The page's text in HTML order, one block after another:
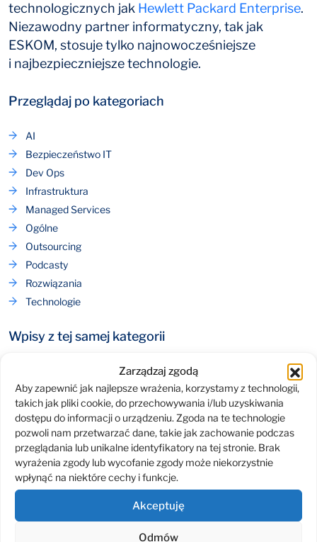
Zarządzaj zgodą
Aby zapewnić jak najlepsze wrażenia, korzystamy z technologii,
takich jak pliki cookie, do przechowywania i/lub uzyskiwania
dostępu do informacji o urządzeniu. Zgoda na te technologie
pozwoli nam przetwarzać dane, takie jak zachowanie podczas
przeglądania lub unikalne identyfikatory na tej stronie. Brak
wyrażenia zgody lub wycofanie zgody może niekorzystnie
wpłynąć na niektóre cechy i funkcje.
Akceptuję
Odmów
technologicznych jak Hewlett Packard Enterprise.
Niezawodny partner informatyczny, tak jak
ESKOM, stosuje tylko najnowocześniejsze
i najbezpieczniejsze technologie.
Przeglądaj po kategoriach
AI
Bezpieczeństwo IT
Dev Ops
Infrastruktura
Managed Services
Ogólne
Outsourcing
Podcasty
Rozwiązania
Technologie
Wpisy z tej samej kategorii
Po co audyt bezpieczeństwa Oracle?
4,45 miliona dolarów za brak audytu cyberbezpieczeństwa?
Analityka cyberbezpieczeństwa – ochrona Twojej firmy
przed zagrożeniami cybernetycznymi
Cyberbezpieczny Samorząd: Jak się skutecznie bronić
i zapobiec katastrofie?
Cyberbezpieczny Samorząd – na co przeznaczyć środki?
Najnowszy wpis